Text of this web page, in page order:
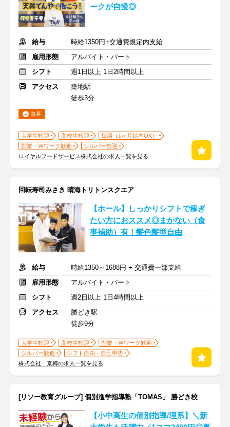
ークが自慢◎
給与
時給1350円+交通費規定内支給
雇用形態
アルバイト・パート
シフト
週1日以上 1日2時間以上
アクセス
築地駅
徒歩3分
急募
大学生歓迎 高校生歓迎
短期（1ヶ月以内OK）
副業・Ｗワーク歓迎
シルバー歓迎
ロイヤルフードサービス株式会社の求人一覧を見る
回転寿司みさき 晴海トリトンスクエア
【ホール】しっかりシフトで稼ぎ
たい方におススメ◎まかない（食
事補助）有！髪色髪型自由
給与
時給1350～1688円 + 交通費一部支給
雇用形態
アルバイト・パート
シフト
週2日以上 1日4時間以上
アクセス
勝どき駅
徒歩9分
大学生歓迎 高校生歓迎
副業・Ｗワーク歓迎
シルバー歓迎
シフト自由・自己申告
株式会社 京樽の求人一覧を見る
[リソー教育グループ] 個別進学指導塾「TOMAS」 勝どき校
【小中高生の個別指導/理系】＼新